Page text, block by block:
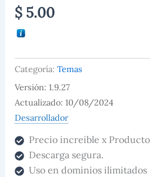
$5.00
Categoría: Temas
Versión: 1.9.27
Actualizado: 10/08/2024
Desarrollador
Precio increible x
Descarga segura.
Uso en dominios ilimitados
Kadence
Ascend
Premium